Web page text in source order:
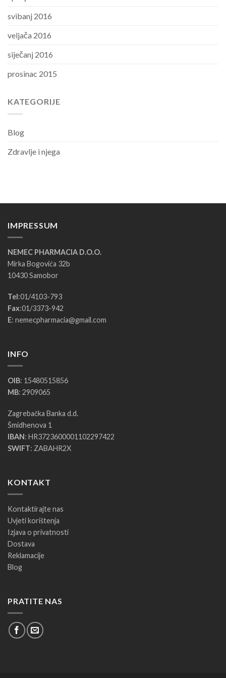
svibanj 2016
veljača 2016
siječanj 2016
prosinac 2015
KATEGORIJE
Blog
Zdravlje i njega
IMPRESSUM
NEMEC PHARMACIA D.O.O.
Mirka Bogovića 32b
10430 Samobor
Tel:01/4103-793
Fax:01/3373-942
E: nemecpharmacia@gmail.com
INFO
OIB: 15480515856
MB: 2909065
Zagrebačka Banka d.d.
Šmidhenova 1
IBAN: HR3723600001102297422
SWIFT: ZABAHR2X
KONTAKT
Kontaktirajte nas
Uvjeti korištenja
Izjava o privatnosti
Dostava
Reklamacije
Blog
PRATITE NAS